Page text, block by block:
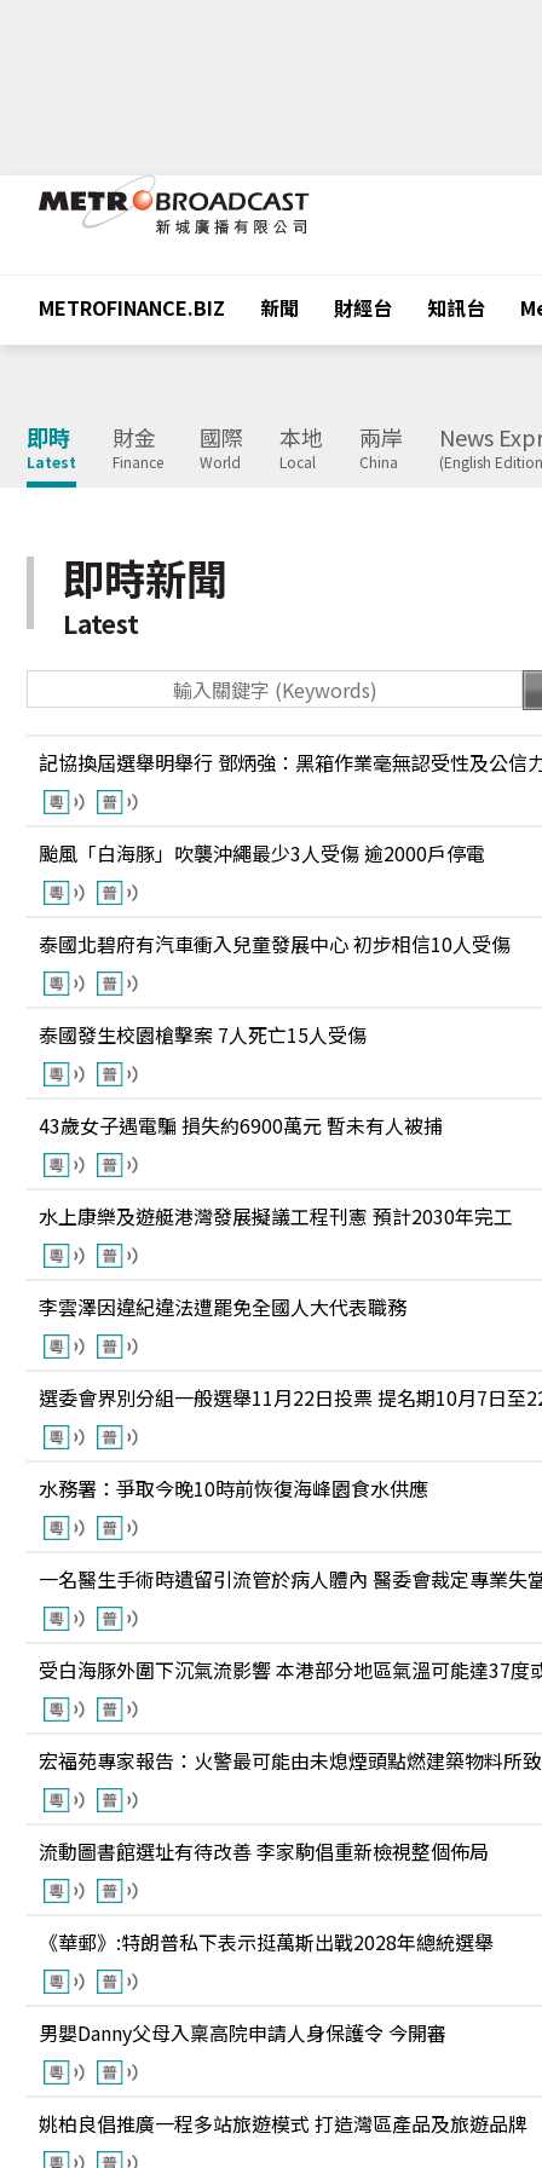
METROFINANCE.BIZ 新聞 財經台 知訊台
即時
Latest
財金
Finance
國際
World
本地
Local
兩岸
China
News
(English
即時新聞
Latest
記協換屆選舉明舉行 鄧炳強：黑箱作業毫無認受性及公信
颱風「白海豚」吹襲沖繩最少3人受傷 逾2000戶停電
泰國北碧府有汽車衝入兒童發展中心 初步相信10人受傷
泰國發生校園槍擊案 7人死亡15人受傷
43歲女子遇電騙 損失約6900萬元 暫未有人被捕
水上康樂及遊艇港灣發展擬議工程刊憲 預計2030年完工
李雲澤因違紀違法遭罷免全國人大代表職務
選委會界別分組一般選舉11月22日投票 提名期10月7日至
水務署：爭取今晚10時前恢復海峰園食水供應
一名醫生手術時遺留引流管於病人體內 醫委會裁定專業失
受白海豚外圍下沉氣流影響 本港部分地區氣溫可能達37度
宏福苑專家報告：火警最可能由未熄煙頭點燃建築物料所致
流動圖書館選址有待改善 李家駒倡重新檢視整個佈局
《華郵》:特朗普私下表示挺萬斯出戰2028年總統選舉
男嬰Danny父母入稟高院申請人身保護令 今開審
姚柏良倡推廣一程多站旅遊模式 打造灣區產品及旅遊品牌